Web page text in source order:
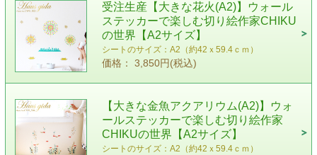
受注生産【大きな花火(A2)】ウォール
ステッカーで楽しむ切り絵作家CHIKU
の世界【A2サイズ】
シートのサイズ：A2（約42ｘ59.4ｃｍ）
価格： 3,850円(税込)
【大きな金魚アクアリウム(A2)】ウォ
ールステッカーで楽しむ切り絵作家
CHIKUの世界【A2サイズ】
シートのサイズ：A2（約42ｘ59.4ｃｍ）